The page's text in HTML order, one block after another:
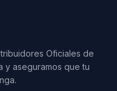
Oficiales de
y aseguramos que tu